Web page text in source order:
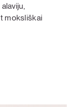
moksliškai